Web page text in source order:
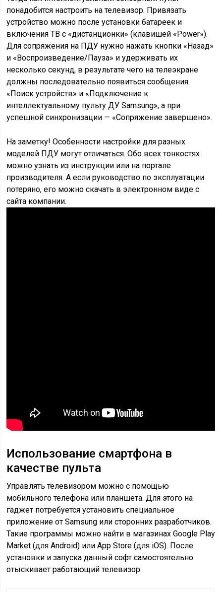
понадобится настроить на телевизор. Привязать
устройство можно после установки батареек и
включения ТВ с «дистанционки» (клавишей «Power»).
Для сопряжения на ПДУ нужно нажать кнопки «Назад»
и «Воспроизведение/Пауза» и удерживать их
несколько секунд, в результате чего на телеэкране
должны последовательно появиться сообщения
«Поиск устройств» и «Подключение к
интеллектуальному пульту ДУ Samsung», а при
успешной синхронизации — «Сопряжение завершено».
На заметку! Особенности настройки для разных
моделей ПДУ могут отличаться. Обо всех тонкостях
можно узнать из инструкции или на портале
производителя. А если руководство по эксплуатации
потеряно, его можно скачать в электронном виде с
сайта компании.
Использование смартфона в
качестве пульта
Управлять телевизором можно с помощью
мобильного телефона или планшета. Для этого на
гаджет потребуется установить специальное
приложение от Samsung или сторонних разработчиков.
Такие программы можно найти в магазинах Google Play
Market (для Android) или App Store (для iOS). После
установки и запуска данный софт самостоятельно
отыскивает работающий телевизор.